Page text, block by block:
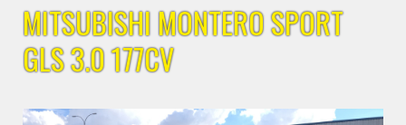
MITSUBISHI MONTERO SPORT
GLS 3.0 177CV